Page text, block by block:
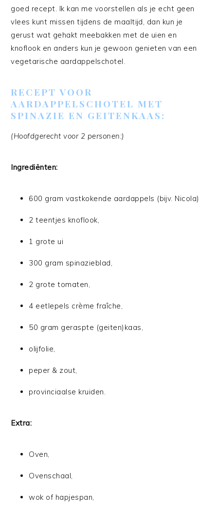
goed recept. Ik kan me voorstellen als je echt geen
vlees kunt missen tijdens de maaltijd, dan kun je
gerust wat gehakt meebakken met de uien en
knoflook en anders kun je gewoon genieten van een
vegetarische aardappelschotel.
RECEPT VOOR
AARDAPPELSCHOTEL MET
SPINAZIE EN GEITENKAAS:
(Hoofdgerecht voor 2 personen:)
Ingrediënten:
600 gram vastkokende aardappels (bijv. Nicola)
2 teentjes knoflook,
1 grote ui
300 gram spinazieblad,
2 grote tomaten,
4 eetlepels crème fraîche,
50 gram geraspte (geiten)kaas,
olijfolie,
peper & zout,
provinciaalse kruiden.
Extra:
Oven,
Ovenschaal,
wok of hapjespan,